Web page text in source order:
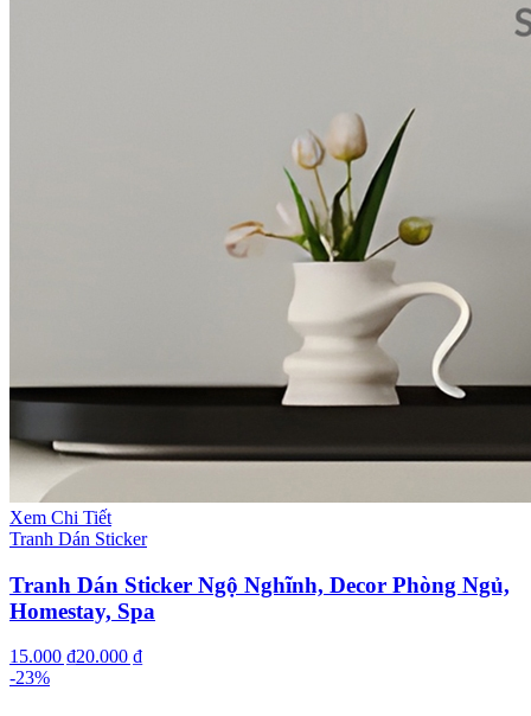
Xem Chi Tiết
Tranh Dán Sticker
Tranh Dán Sticker Ngộ Nghĩnh, Decor Phòng Ngủ,
Homestay, Spa
15.000 ₫20.000 ₫
-23%